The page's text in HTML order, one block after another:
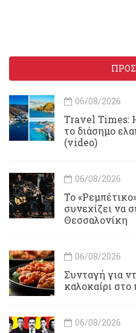
06/08/2026
Travel Times:
το διάσημο
(video)
06/08/2026
Το
συνεχίζει να
Θεσσαλονίκη
06/08/2026
Συνταγή για
καλοκαίρι στο
06/08/2026